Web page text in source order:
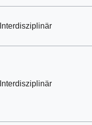
Interdisziplinär
Interdisziplinär